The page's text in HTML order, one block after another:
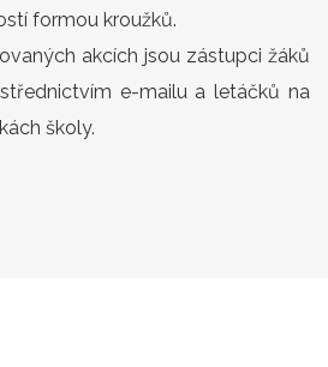
formou kroužků.
akcích jsou zástupci žáků
e-mailu a letáčků na
školy.